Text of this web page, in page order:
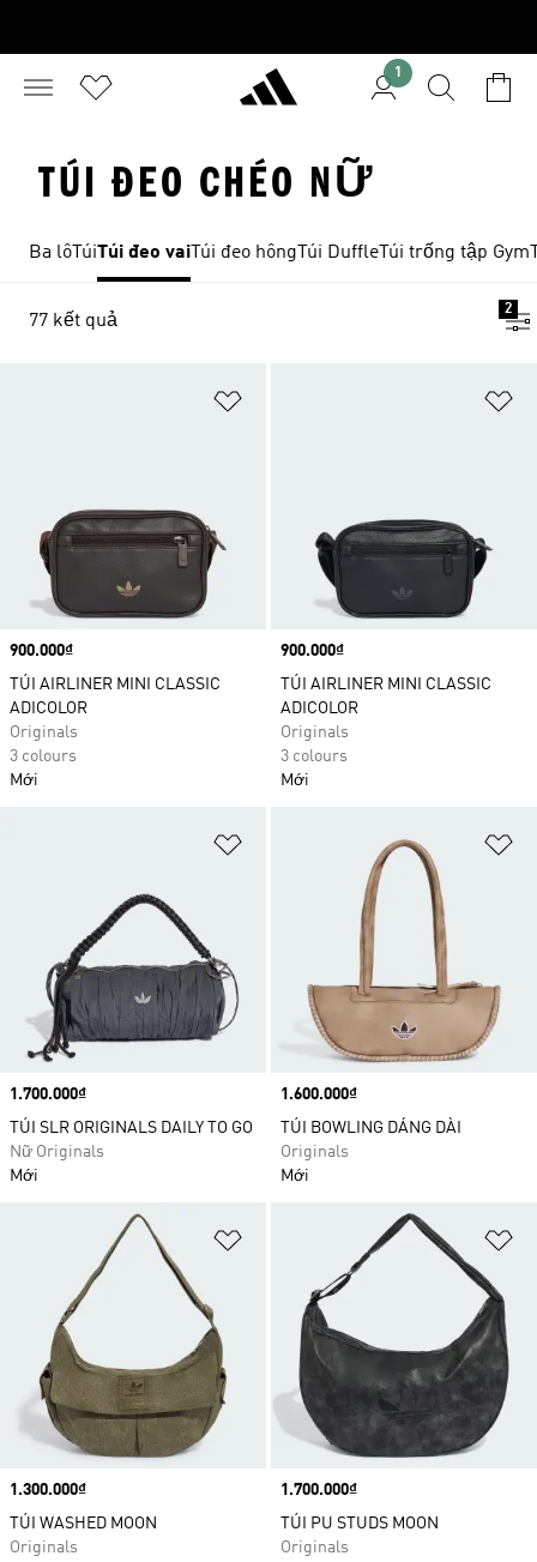
1
TÚI ĐEO CHÉO NỮ
Ba lô TúiTúi đeo vai Túi đeo hông Túi Duffle Túi trống tập Gym
77 kết quả
2
Price
900.000₫
TÚI AIRLINER MINI CLASSIC
ADICOLOR
Originals
3 colours
Mới
Price
900.000₫
TÚI AIRLINER MINI CLASSIC
ADICOLOR
Originals
3 colours
Mới
Price
1.700.000₫
TÚI SLR ORIGINALS DAILY TO GO
Nữ Originals
Mới
Price
1.600.000₫
TÚI BOWLING DÁNG DÀI
Originals
Mới
Price
1.300.000₫
TÚI WASHED MOON
Originals
Price
1.700.000₫
TÚI PU STUDS MOON
Originals